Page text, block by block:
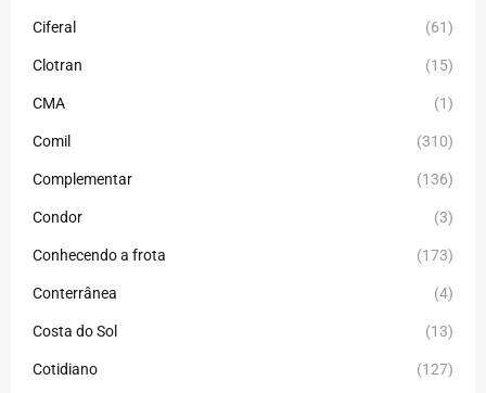
Ciferal (61)
Clotran (15)
CMA (1)
Comil (310)
Complementar (136)
Condor (3)
Conhecendo a frota (173)
Conterrânea (4)
Costa do Sol (13)
Cotidiano (127)